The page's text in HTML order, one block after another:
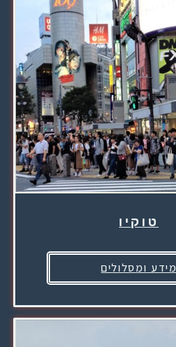
טוקיו
מידע ומסלולים